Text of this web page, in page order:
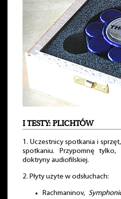
I TESTY: PLICHTÓW
1. Uczestnicy spotkania i
spotkaniu. Przypomnę
doktryny audiofilskiej.
2. Płyty użyte w odsłuchach:
Rachmaninov,